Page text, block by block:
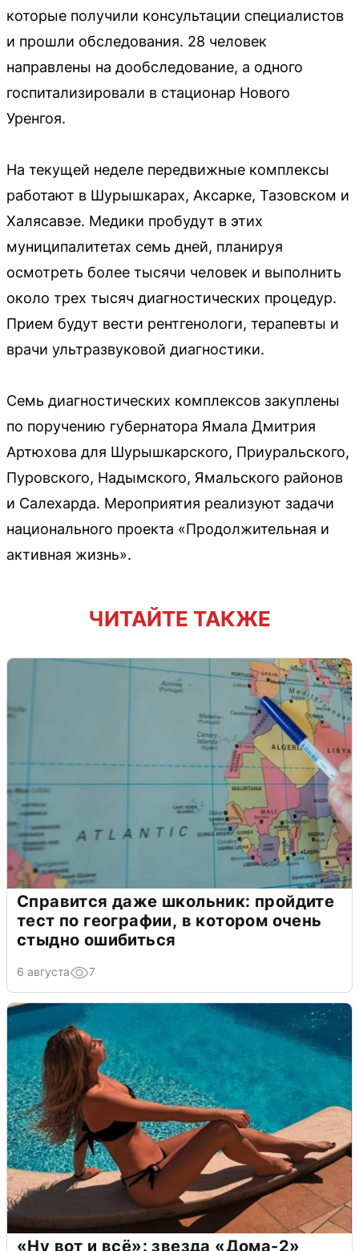
которые получили консультации специалистов
и прошли обследования. 28 человек
направлены на дообследование, а одного
госпитализировали в стационар Нового
Уренгоя.
На текущей неделе передвижные комплексы
работают в Шурышкарах, Аксарке, Тазовском и
Халясавэе. Медики пробудут в этих
муниципалитетах семь дней, планируя
осмотреть более тысячи человек и выполнить
около трех тысяч диагностических процедур.
Прием будут вести рентгенологи, терапевты и
врачи ультразвуковой диагностики.
Семь диагностических комплексов закуплены
по поручению губернатора Ямала Дмитрия
Артюхова для Шурышкарского, Приуральского,
Пуровского, Надымского, Ямальского районов
и Салехарда. Мероприятия реализуют задачи
национального проекта «Продолжительная и
активная жизнь».
ЧИТАЙТЕ ТАКЖЕ
Справится даже школьник: пройдите
тест по географии, в котором очень
стыдно ошибиться
6 августа 7
«Ну вот и всё»: звезда «Дома-2»